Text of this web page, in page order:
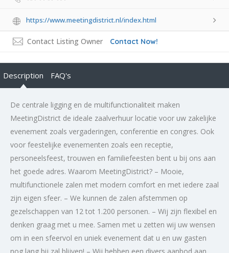
https://www.meetingdistrict.nl/index.html
Contact Listing Owner Contact Now!
Description FAQ's
De centrale ligging en de multifunctionaliteit maken
MeetingDistrict de ideale zaalverhuur locatie voor uw zakelijke
evenement zoals vergaderingen, conferentie en congres. Ook
voor feestelijke evenementen zoals een receptie,
personeelsfeest, trouwen en familiefeesten bent u bij ons aan
het goede adres. Waarom MeetingDistrict? – Mooie,
multifunctionele zalen met modern comfort en met iedere zaal
zijn eigen sfeer. – We kunnen de zalen afstemmen op
gezelschappen van 12 tot 1.200 personen. – Wij zijn flexibel en
denken graag met u mee. Samen met u zetten wij uw wensen
om in een sfeervol en uniek evenement dat u en uw gasten